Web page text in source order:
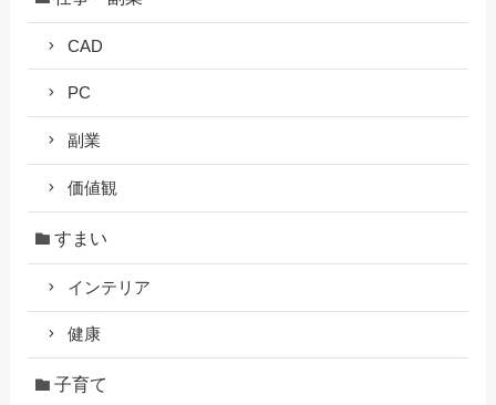
CAD
PC
副業
価値観
すまい
インテリア
健康
子育て